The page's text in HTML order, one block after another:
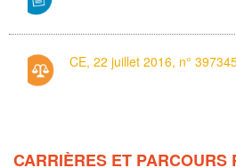
CE, 22 juillet 2016, n°
CARRIÈRES ET PARCOURS